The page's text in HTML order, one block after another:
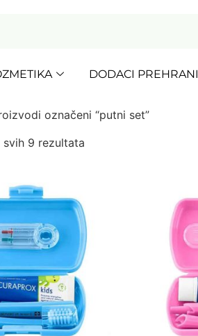
DODACI PREHRANI
označeni “putni set”
svih 9 rezultata